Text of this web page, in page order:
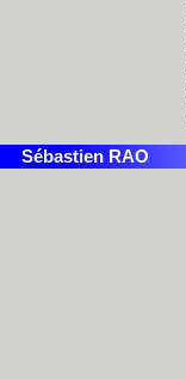
Sébastien RAO